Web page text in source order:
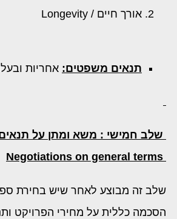
אורך חיים / Longevity
תנאים משפטים: אחריות
שלב חמישי : משא ומתן על
שלב זה מבוצע לאחר שיש בחירת
הסכמה כללית על מחירי הפרויקט